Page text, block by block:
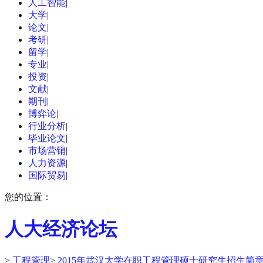
人工智能|
大学|
论文|
考研|
留学|
专业|
投资|
文献|
期刊 |
博弈论|
行业分析|
毕业论文|
市场营销|
人力资源|
国际贸易|
您的位置：
人大经济论坛
> 工程管理> 2015年武汉大学在职工程管理硕士研究生招生简